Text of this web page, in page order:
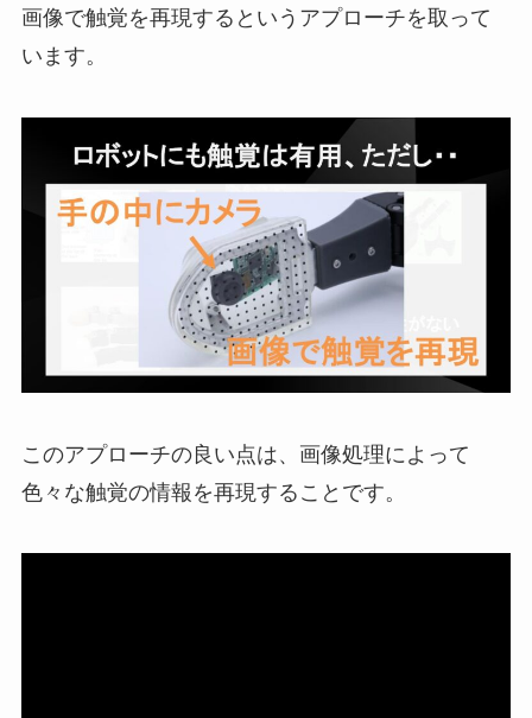
画像で触覚を再現するというアプローチを取って
います。
このアプローチの良い点は、画像処理によって
色々な触覚の情報を再現することです。